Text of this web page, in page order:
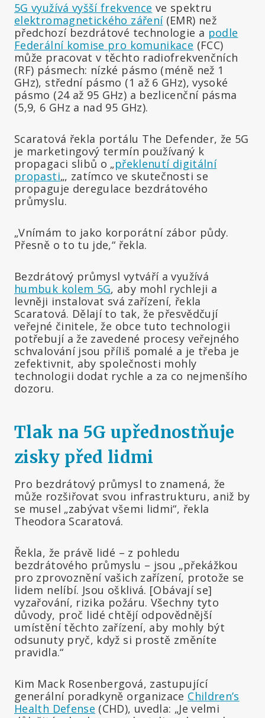
5G využívá vyšší frekvence ve spektru
elektromagnetického záření(EMR) než
předchozí bezdrátové technologie a podle
Federální komise pro komunikace (FCC)
může pracovat v těchto radiofrekvenčních
(RF) pásmech: nízké pásmo (méně než 1
GHz), střední pásmo (1 až 6 GHz), vysoké
pásmo (24 až 95 GHz) a bezlicenční pásma
(5,9, 6 GHz a nad 95 GHz).
Scaratová řekla portálu The Defender, že 5G
je marketingový termín používaný k
propagaci slibů o „překlenutí digitální
propasti„, zatímco ve skutečnosti se
propaguje deregulace bezdrátového
průmyslu.
„Vnímám to jako korporátní zábor půdy.
Přesně o to tu jde,“ řekla.
Bezdrátový průmysl vytváří a využívá
humbuk kolem 5G, aby mohl rychleji a
levněji instalovat svá zařízení, řekla
Scaratová. Dělají to tak, že přesvědčují
veřejné činitele, že obce tuto technologii
potřebují a že zavedené procesy veřejného
schvalování jsou příliš pomalé a je třeba je
zefektivnit, aby společnosti mohly
technologii dodat rychle a za co nejmenšího
dozoru.
Tlak na 5G upřednostňuje
zisky před lidmi
Pro bezdrátový průmysl to znamená, že
může rozšiřovat svou infrastrukturu, aniž by
se musel „zabývat všemi lidmi“, řekla
Theodora Scaratová.
Řekla, že právě lidé – z pohledu
bezdrátového průmyslu – jsou „překážkou
pro zprovoznění vašich zařízení, protože se
lidem nelíbí. Jsou ošklivá. [Obávají se]
vyzařování, rizika požáru. Všechny tyto
důvody, proč lidé chtějí odpovědnější
umístění těchto zařízení, aby mohly být
odsunuty pryč, když si prostě změníte
pravidla.“
Kim Mack Rosenbergová, zastupující
generální poradkyně organizace Children’s
Health Defense (CHD), uvedla: „Je velmi